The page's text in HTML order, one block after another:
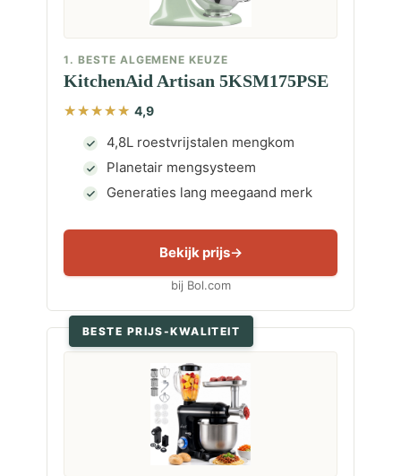
1. BESTE ALGEMENE KEUZE
KitchenAid Artisan 5KSM175PSE
4,9
4,8L roestvrijstalen mengkom
Planetair mengsysteem
Generaties lang meegaand merk
Bekijk prijs
bij Bol.com
BESTE PRIJS-KWALITEIT